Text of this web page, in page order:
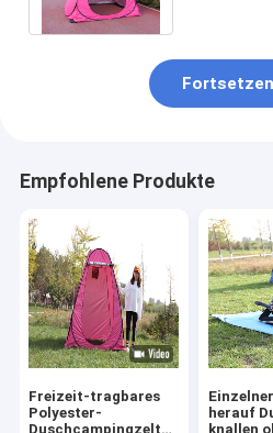
Fortsetzen
Empfohlene Produkte
Freizeit-tragbares
Polyester-
Duschcampingzelt
Einzelner
herauf
knallen